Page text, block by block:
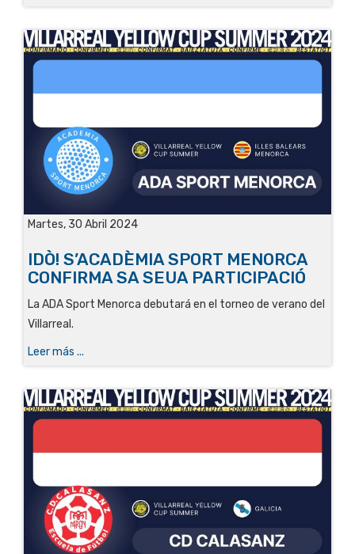
Martes, 30 Abril 2024
IDÒ! S’ACADÈMIA SPORT MENORCA
CONFIRMA SA SEUA PARTICIPACIÓ
La ADA Sport Menorca debutará en el torneo de verano del
Villarreal .
Leer más ...